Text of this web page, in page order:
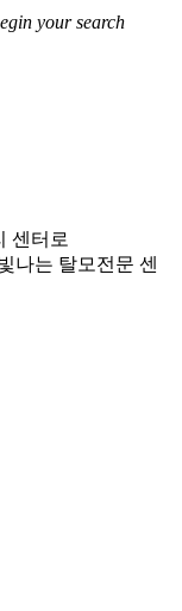
your search
센터로
나는 탈모전문 센